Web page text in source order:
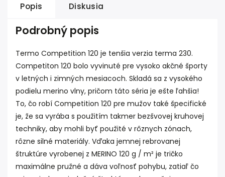
Popis Diskusia
Podrobný popis
Termo Competition 120 je tenšia verzia terma 230.
Competiton 120 bolo vyvinuté pre vysoko akčné športy
v letných i zimných mesiacoch. Skladá sa z vysokého
podielu merino vlny, pričom táto séria je ešte ľahšia!
To, čo robí Competition 120 pre mužov také špecifické
je, že sa vyrába s použitím takmer bezšvovej kruhovej
techniky, aby mohli byť použité v rôznych zónach,
rôzne silné materiály. Vďaka jemnej rebrovanej
štruktúre vyrobenej z MERINO 120 g / m² je tričko
maximálne pružné a dáva voľnosť pohybu, zatiaľ čo